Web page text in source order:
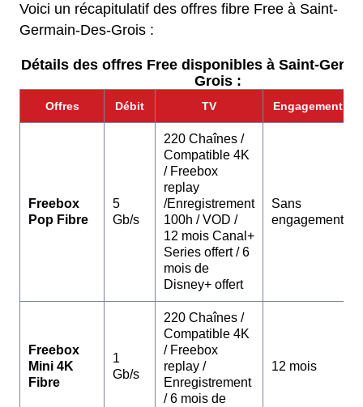
Voici un récapitulatif des offres fibre Free à Saint-
Germain-Des-Grois :
Détails des offres Free disponibles à Saint-
Grois :
Offres Débit TV Engagement
Freebox
Pop Fibre
5
Gb/s
220 Chaînes /
Compatible 4K
/ Freebox
replay
/Enregistrement
100h / VOD /
12 mois Canal+
Series offert / 6
mois de
Disney+ offert
Sans
engagement
Freebox
Mini 4K
Fibre
1
Gb/s
220 Chaînes /
Compatible 4K
/ Freebox
replay /
Enregistrement
/ 6 mois de
12 mois